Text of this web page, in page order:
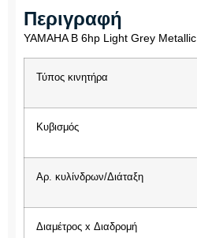
Περιγραφή
YAMAHA B 6hp Light Grey Metallic
Τύπος κινητήρα
Κυβισμός
Αρ. κυλίνδρων/Διάταξη
Διαμέτρος x Διαδρομή